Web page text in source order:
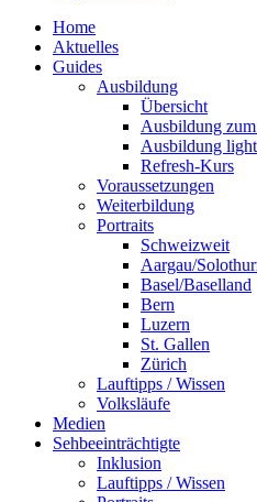
Home
Aktuelles
Guides
Ausbildung
Übersicht
Ausbildung
Ausbildung light
Refresh-Kurs
Voraussetzungen
Weiterbildung
Portraits
Schweizweit
Aargau/
Basel/Baselland
Bern
Luzern
St. Gallen
Zürich
Lauftipps / Wissen
Volksläufe
Medien
Sehbeeinträchtigte
Inklusion
Lauftipps / Wissen